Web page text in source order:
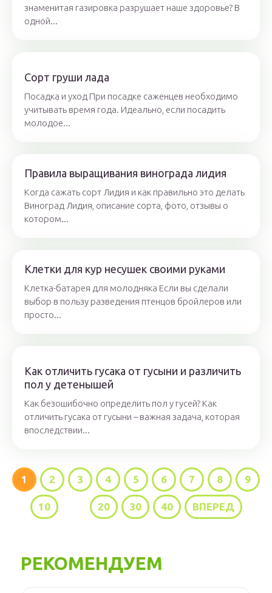
знаменитая газировка разрушает наше здоровье? В
одной...
Сорт груши лада
Посадка и уход При посадке саженцев необходимо
учитывать время года. Идеально, если посадить
молодое...
Правила выращивания винограда лидия
Когда сажать сорт Лидия и как правильно это делать
Виноград Лидия, описание сорта, фото, отзывы о
котором...
Клетки для кур несушек своими руками
Клетка-батарея для молодняка Если вы сделали
выбор в пользу разведения птенцов бройлеров или
просто...
Как отличить гусака от гусыни и различить
пол у детенышей
Как безошибочно определить пол у гусей? Как
отличить гусака от гусыни – важная задача, которая
впоследствии...
1 2 3 4 5 6 7 8 9
10 20 30 40 ВПЕРЕД
РЕКОМЕНДУЕМ